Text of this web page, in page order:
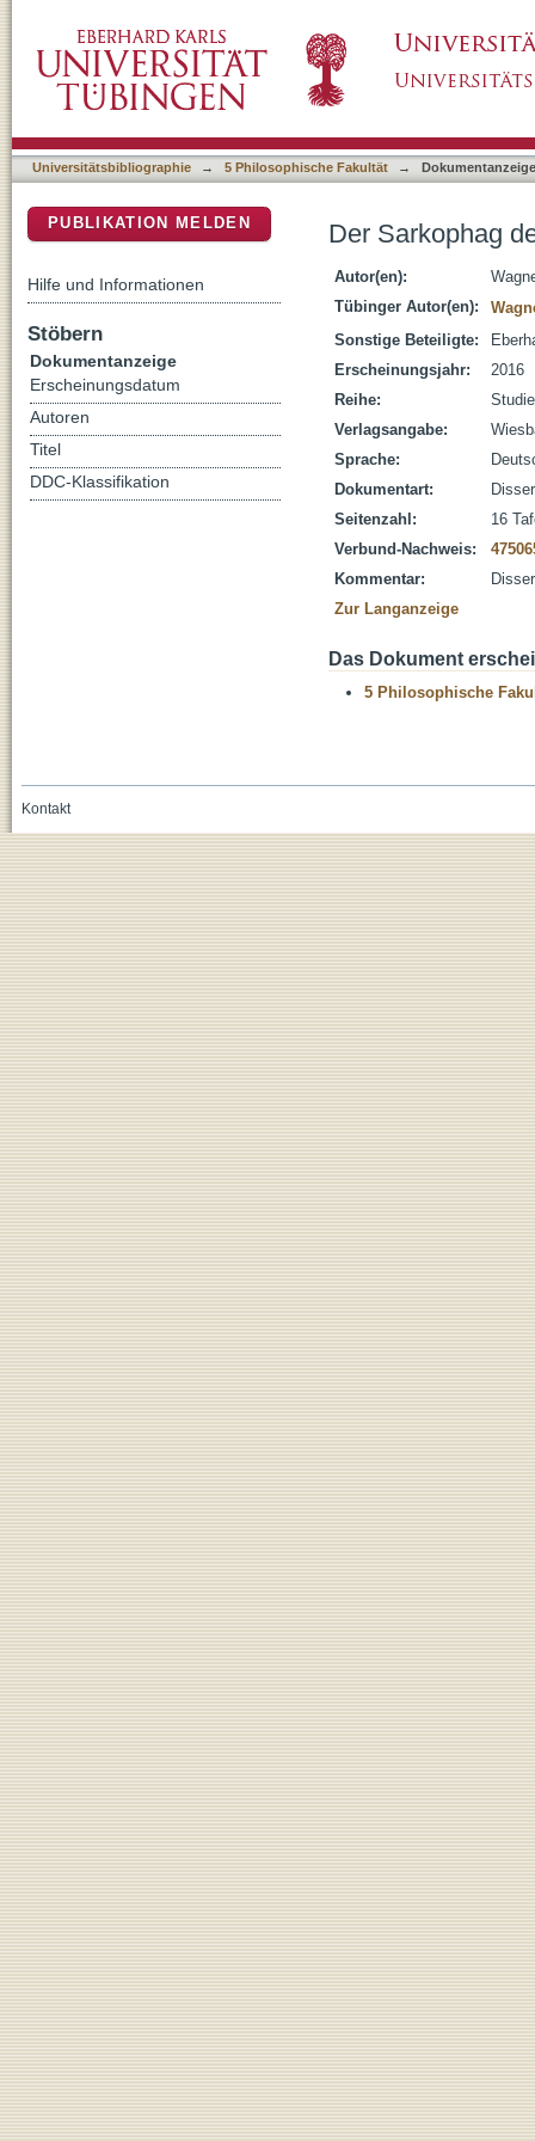
Universitätsbibliographie → 5 Philosophische Fakultät → Dokumentanzeige
Der Sarkophag
Autor(en):
Tübinger Autor(en):
Sonstige Beteiligte:
Erscheinungsjahr:
2016
Reihe:
Verlagsangabe:
Sprache:
Dokumentart:
Seitenzahl:
16
Verbund-Nachweis:
Kommentar:
Zur Langanzeige
Das Dokument
5 Philosophische
PUBLIKATION MELDEN
Hilfe und Informationen
Stöbern
Dokumentanzeige
Erscheinungsdatum
Autoren
Titel
DDC-Klassifikation
Kontakt